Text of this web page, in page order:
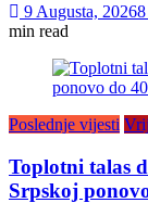
9 Augusta, 2026
min read
Poslednje vijesti
Toplotni talas
Srpskoj